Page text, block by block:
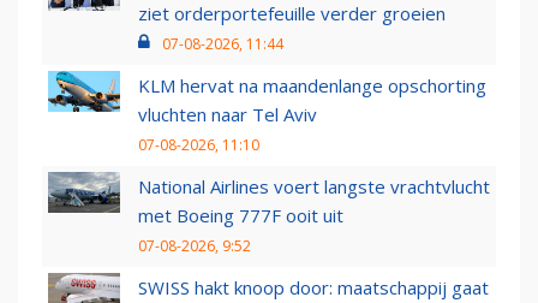
ziet orderportefeuille verder groeien
07-08-2026, 11:44
KLM hervat na maandenlange opschorting
vluchten naar Tel Aviv
07-08-2026, 11:10
National Airlines voert langste vrachtvlucht
met Boeing 777F ooit uit
07-08-2026, 9:52
SWISS hakt knoop door: maatschappij gaat